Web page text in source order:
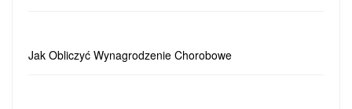
Jak Obliczyć Wynagrodzenie Chorobowe